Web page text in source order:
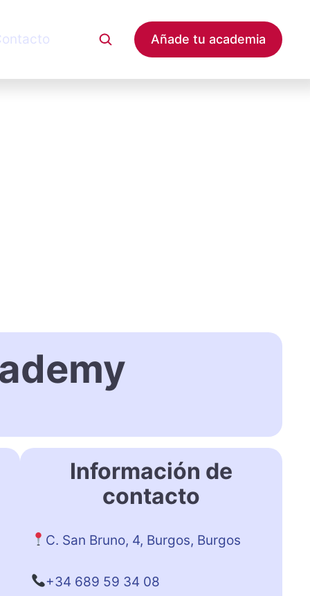
Añade tu academia
Información de
contacto
C. San Bruno, 4, Burgos, Burgos
+34 689 59 34 08